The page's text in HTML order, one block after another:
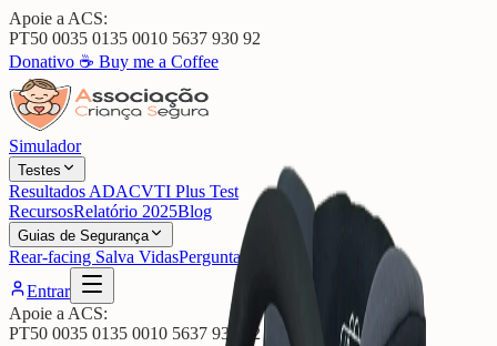
Apoie a ACS:
PT50 0035 0135 0010 5637 930 92
Donativo ☕ Buy me a Coffee
Simulador
Testes
Resultados ADACVTI Plus Test
RecursosRelatório 2025Blog
Guias de Segurança
Rear-facing Salva VidasPerguntas Frequentes
Entrar
Apoie a ACS:
PT50 0035 0135 0010 5637 930 92